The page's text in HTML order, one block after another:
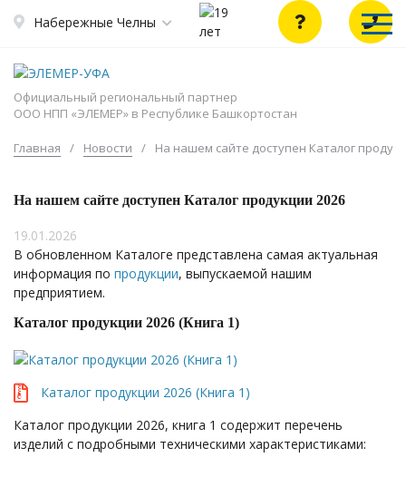
Набережные Челны
Официальный региональный партнер
ООО НПП «ЭЛЕМЕР» в Республике Башкортостан
Главная / Новости / На нашем сайте доступен Каталог
На нашем сайте доступен Каталог продукции 2026
19.01.2026
В обновленном Каталоге представлена самая актуальная
информация по продукции, выпускаемой нашим
предприятием.
Каталог продукции 2026 (Книга 1)
Каталог продукции 2026 (Книга 1)
Каталог продукции 2026, книга 1 содержит перечень
изделий с подробными техническими характеристиками: